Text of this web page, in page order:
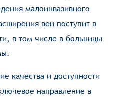
малоинвазивного
вен поступит в
в том числе в больницы
качества и доступности
направление в